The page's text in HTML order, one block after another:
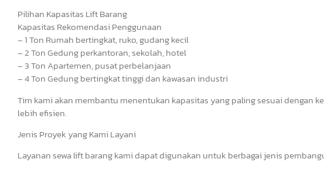
Pilihan Kapasitas Lift Barang
Kapasitas Rekomendasi Penggunaan
– 1 Ton Rumah bertingkat, ruko, gudang kecil
– 2 Ton Gedung perkantoran, sekolah, hotel
– 3 Ton Apartemen, pusat perbelanjaan
– 4 Ton Gedung bertingkat tinggi dan kawasan industri
Tim kami akan membantu menentukan kapasitas yang paling sesuai dengan
lebih efisien.
Jenis Proyek yang Kami Layani
Layanan sewa lift barang kami dapat digunakan untuk berbagai jenis